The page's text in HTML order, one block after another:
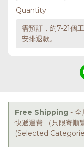
Quantity
需預訂，約7-21個
安排退款。
Free Shipping - 全
快遞運費 （只限寄順
(Selected